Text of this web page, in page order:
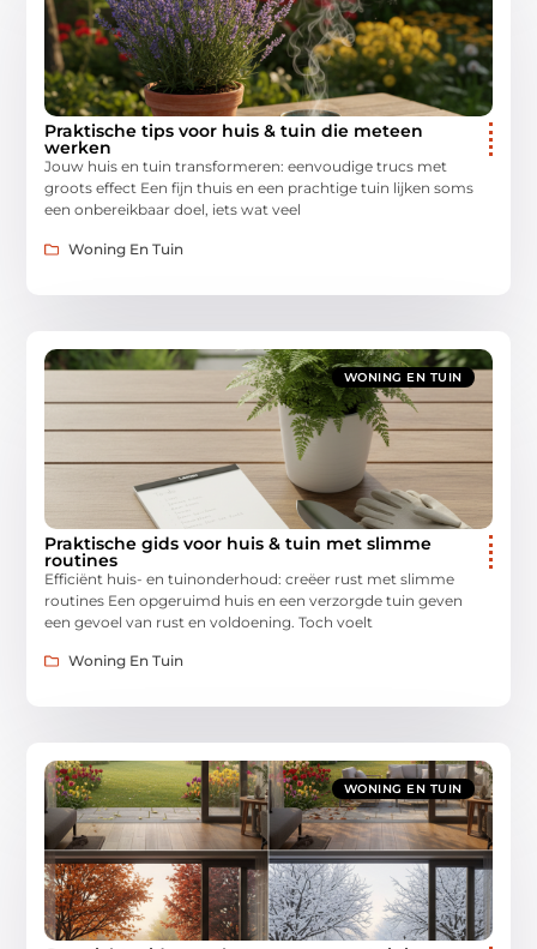
Praktische tips voor huis & tuin die meteen
werken
Jouw huis en tuin transformeren: eenvoudige trucs met
groots effect Een fijn thuis en een prachtige tuin lijken soms
een onbereikbaar doel, iets wat veel
Woning En Tuin
WONING EN TUIN
Praktische gids voor huis & tuin met slimme
routines
Efficiënt huis- en tuinonderhoud: creëer rust met slimme
routines Een opgeruimd huis en een verzorgde tuin geven
een gevoel van rust en voldoening. Toch voelt
Woning En Tuin
WONING EN TUIN